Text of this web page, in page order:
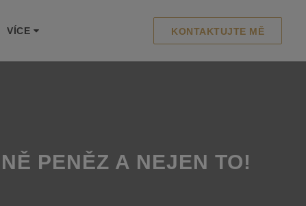
VÍCE KONTAKTUJTE MĚ
PENĚZ A NEJEN TO!